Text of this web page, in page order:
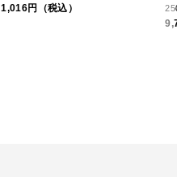
1,016円（税込）